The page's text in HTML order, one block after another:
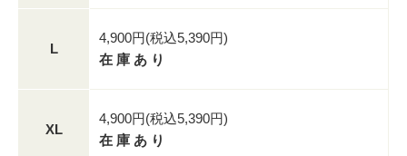
L
4,900円(税込5,390円)
在 庫 あ り
XL
4,900円(税込5,390円)
在 庫 あ り